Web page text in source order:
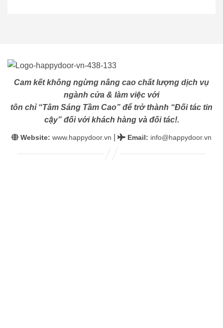
Cam kết không ngừng nâng cao chất lượng dịch vụ
ngành cửa & làm việc với
tôn chỉ “Tâm Sáng Tầm Cao” để trở thành “Đối tác tin
cậy” đối với khách hàng và đối tác!.
Website: www.happydoor.vn Email: info@happydoor.vn